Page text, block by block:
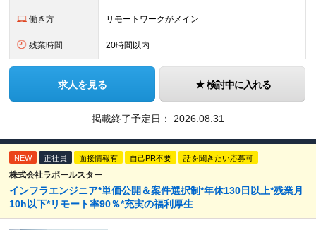
働き方 リモートワークがメイン
残業時間 20時間以内
求人を見る 検討中に入れる
掲載終了予定日： 2026.08.31
NEW 正社員 面接情報有 自己PR不要 話を聞きたい応募可
株式会社ラポールスター
インフラエンジニア*単価公開＆案件選択制*年休130日以上*残業月
10h以下*リモート率90％*充実の福利厚生